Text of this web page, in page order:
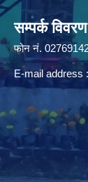
सम्पर्क विवरण
फोन न‌ं.
E-mail address :